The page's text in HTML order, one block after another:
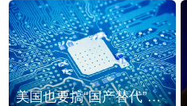
美国也要搞“国产替代”？先算清三笔账